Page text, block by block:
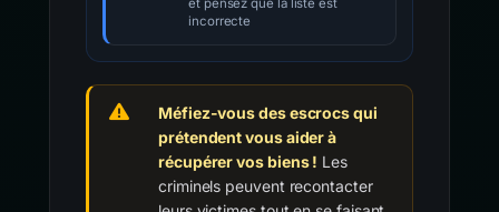
et pensez que la liste est
incorrecte
Méfiez-vous des escrocs qui
prétendent vous aider à
récupérer vos biens ! Les
criminels peuvent recontacter